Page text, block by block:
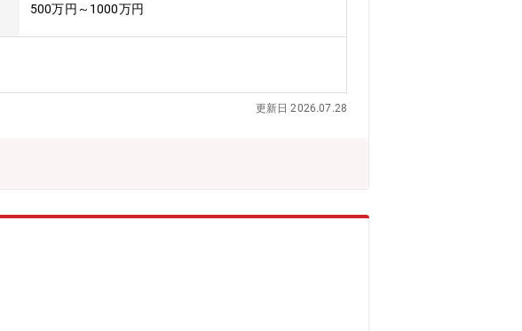
く。<< 教育体制 >>・基本はOJTとなります。熟練の担当
・各自のご経験や状況に応じて、社内外の研修に受講いた
：役職者研修、部門別研修 等 自己研鑽プログラ
を多数用意しております。従業員価格で安価で
ョン・連携を取ることにより統括力を養い、 業務･人･組
務・厚生に捉われることなく､適正に応じ他の業務にトラ
500万円～1000万円
更新日 2026.07.28